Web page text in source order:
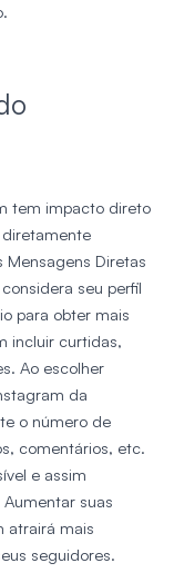
tem impacto direto
Mensagens Diretas
seu perfil
para obter mais
incluir curtidas,
Ao escolher
da
o número de
comentários, etc.
e assim
suas
atrairá mais
seguidores.